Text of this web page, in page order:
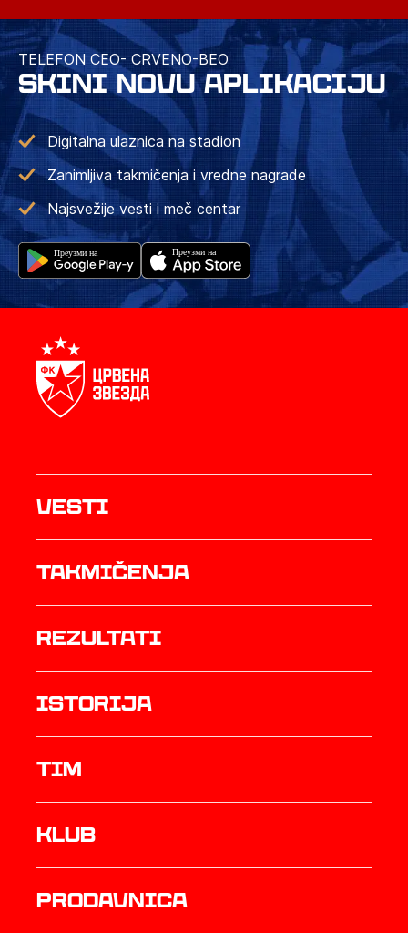
TELEFON CEO- CRVENO-BEO
SKINI NOVU APLIKACIJU
Digitalna ulaznica na stadion
Zanimljiva takmičenja i vredne nagrade
Najsvežije vesti i meč centar
Vesti
Takmičenja
rezultati
istorija
TIM
Klub
prodavnica